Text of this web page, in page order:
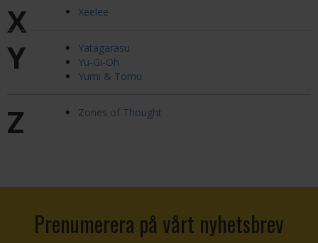
X Xeelee
Y
Yatagarasu
Yu-Gi-Oh
Yumi & Tomu
Z Zones of Thought
Prenumerera på vårt nyhetsbrev